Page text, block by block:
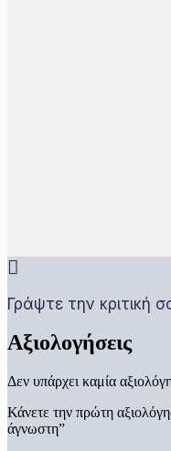
Γράψτε την κριτική
Αξιολογήσεις
Δεν υπάρχει καμία
Κάνετε την πρώτη
άγνωστη”